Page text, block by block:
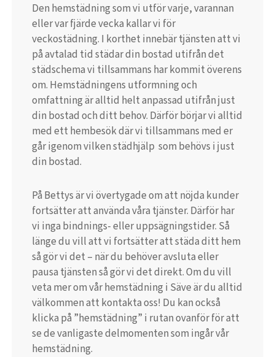
Den hemstädning som vi utför varje, varannan
eller var fjärde vecka kallar vi för
veckostädning. I korthet innebär tjänsten att vi
på avtalad tid städar din bostad utifrån det
städschema vi tillsammans har kommit överens
om. Hemstädningens utformning och
omfattning är alltid helt anpassad utifrån just
din bostad och ditt behov. Därför börjar vi alltid
med ett hembesök där vi tillsammans med er
går igenom vilken städhjälp som behövs i just
din bostad.
På Bettys är vi övertygade om att nöjda kunder
fortsätter att använda våra tjänster. Därför har
vi inga bindnings- eller uppsägningstider. Så
länge du vill att vi fortsätter att städa ditt hem
så gör vi det – när du behöver avsluta eller
pausa tjänsten så gör vi det direkt. Om du vill
veta mer om vår hemstädning i Säve är du alltid
välkommen att kontakta oss! Du kan också
klicka på ”hemstädning” i rutan ovanför för att
se de vanligaste delmomenten som ingår vår
hemstädning.